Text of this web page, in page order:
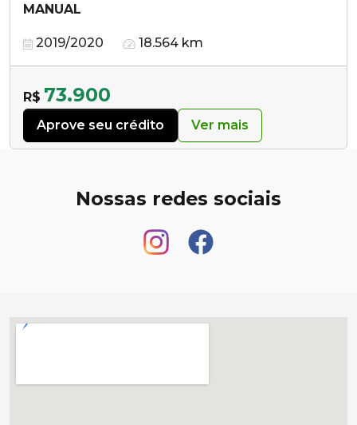
MANUAL
2019/2020 18.564 km
R$ 73.900
Aprove seu crédito Ver mais
Nossas redes sociais